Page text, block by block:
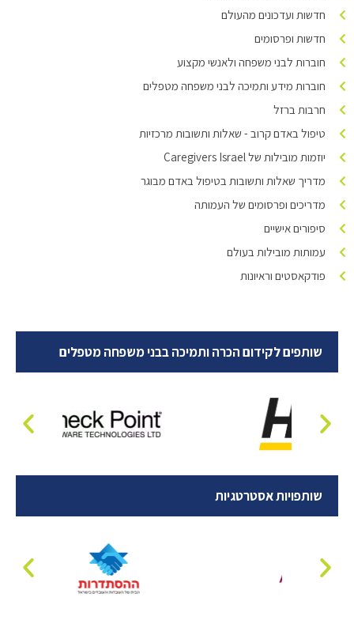
חדשות ועדכונים מהעולם
חדשות ופרסומים
חוברות לבני משפחה ולאנשי מקצוע
חוברות מידע ותמיכה לבני משפחה מטפלים
חרבות ברזל
טיפול באדם קרוב - שאלות ותשובות מרכזיות
יוזמות מובילות של Caregivers Israel
מדריך שאלות ותשובות בטיפול באדם מבוגר
מדריכים ופרסומים של העמותה
סיפורים אישיים
עמותות מובילות בעולם
פודקאסטים וראיונות
שותפים לקידום הכרה ותמיכה בבני משפחה מטפלים
שותפויות אסטרטגיות